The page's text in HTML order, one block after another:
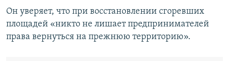
Он уверяет, что при восстановлении сгоревших
площадей «никто не лишает предпринимателей
права вернуться на прежнюю территорию».